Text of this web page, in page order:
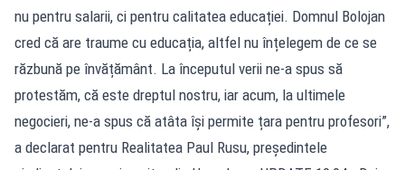
nu pentru salarii, ci pentru calitatea educației. Domnul Bolojan
cred că are traume cu educația, altfel nu înțelegem de ce se
răzbună pe învățământ. La începutul verii ne-a spus să
protestăm, că este dreptul nostru, iar acum, la ultimele
negocieri, ne-a spus că atâta își permite țara pentru profesori”,
a declarat pentru Realitatea Paul Rusu, președintele